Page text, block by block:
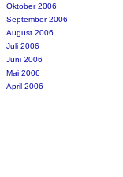
Oktober 2006
September 2006
August 2006
Juli 2006
Juni 2006
Mai 2006
April 2006